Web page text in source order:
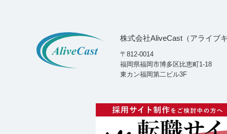
株式会社AliveCast（アライブ
〒812-0014
福岡県福岡市博多区比恵町1-18
東カン福岡第二ビル3F